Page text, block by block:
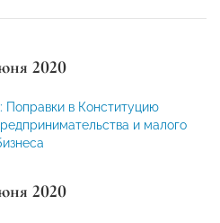
2020
Поправки в Конституцию
и малого
2020